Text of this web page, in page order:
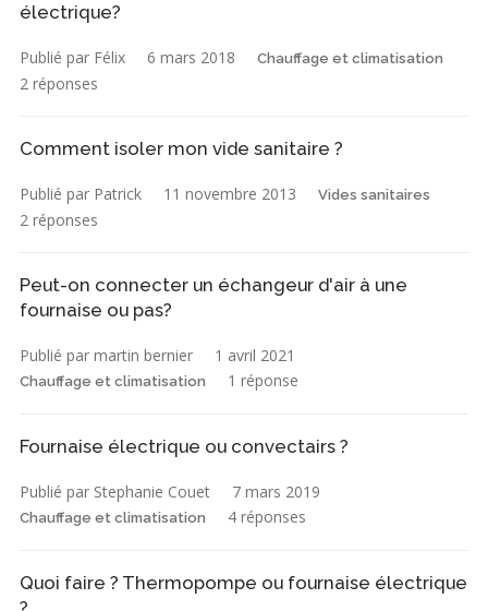
électrique?
Publié par Félix 6 mars 2018 Chauffage et climatisation
2 réponses
Comment isoler mon vide sanitaire ?
Publié par Patrick 11 novembre 2013 Vides sanitaires
2 réponses
Peut-on connecter un échangeur d'air à une
fournaise ou pas?
Publié par martin bernier 1 avril 2021
Chauffage et climatisation 1 réponse
Fournaise électrique ou convectairs ?
Publié par Stephanie Couet 7 mars 2019
Chauffage et climatisation 4 réponses
Quoi faire ? Thermopompe ou fournaise électrique